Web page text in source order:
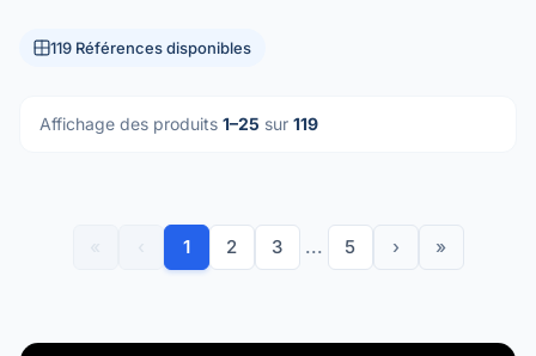
119 Références disponibles
Affichage des produits 1–25 sur 119
1 2 3 ... 5 › »